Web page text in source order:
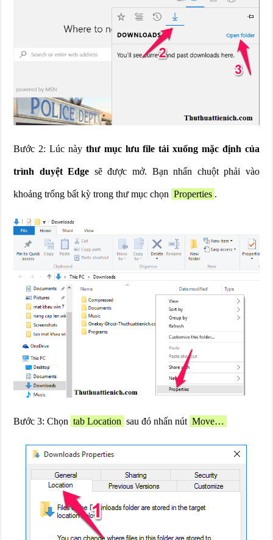
Bước 2: Lúc này thư mục lưu file tải xuống mặc định của
trình duyệt Edge sẽ được mở. Bạn nhấn chuột phải vào
khoảng trống bất kỳ trong thư mục chọn Properties .
Bước 3: Chọn tab Location sau đó nhấn nút Move…